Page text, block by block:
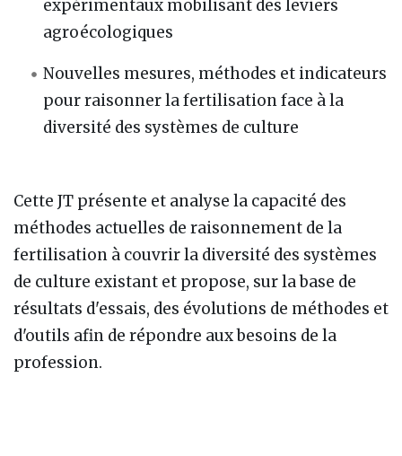
expérimentaux mobilisant des leviers
agroécologiques
Nouvelles mesures, méthodes et indicateurs
pour raisonner la fertilisation face à la
diversité des systèmes de culture
Cette JT présente et analyse la capacité des
méthodes actuelles de raisonnement de la
fertilisation à couvrir la diversité des systèmes
de culture existant et propose, sur la base de
résultats d'essais, des évolutions de méthodes et
d'outils afin de répondre aux besoins de la
profession.